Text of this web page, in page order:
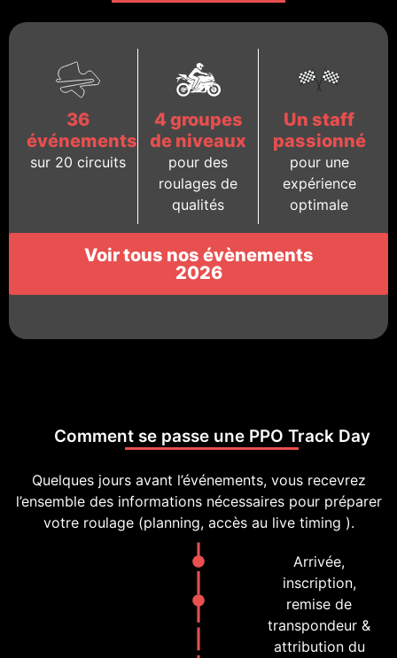
36
événements
sur 20 circuits
4 groupes
de niveaux
pour des
roulages de
qualités
Un staff
passionné
pour une
expérience
optimale
Voir tous nos évènements
2026
Comment se passe une PPO Track Day
Quelques jours avant l’événements, vous recevrez
l’ensemble des informations nécessaires pour préparer
votre roulage (planning, accès au live timing ).
Arrivée,
inscription,
remise de
transpondeur &
attribution du